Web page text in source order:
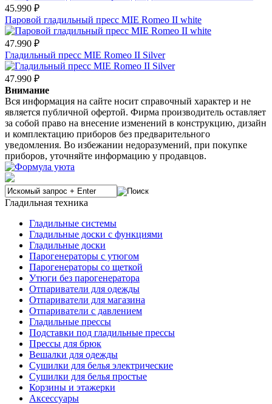
45.990 ₽
Паровой гладильный пресс MIE Romeo II white
47.990 ₽
Гладильный пресс MIE Romeo II Silver
47.990 ₽
Внимание
Вся информация на сайте носит справочный характер и не
является публичной офертой. Фирма производитель оставляет
за собой право на внесение изменений в конструкцию, дизайн
и комплектацию приборов без предварительного
уведомления. Во избежании недоразумений, при покупке
приборов, уточняйте информацию у продавцов.
Гладильная техника
Гладильные системы
Гладильные доски с функциями
Гладильные доски
Парогенераторы с утюгом
Парогенераторы со щеткой
Утюги без парогенератора
Отпариватели для одежды
Отпариватели для магазина
Отпариватели с давлением
Гладильные прессы
Подставки под гладильные прессы
Прессы для брюк
Вешалки для одежды
Сушилки для белья электрические
Сушилки для белья простые
Корзины и этажерки
Аксессуары